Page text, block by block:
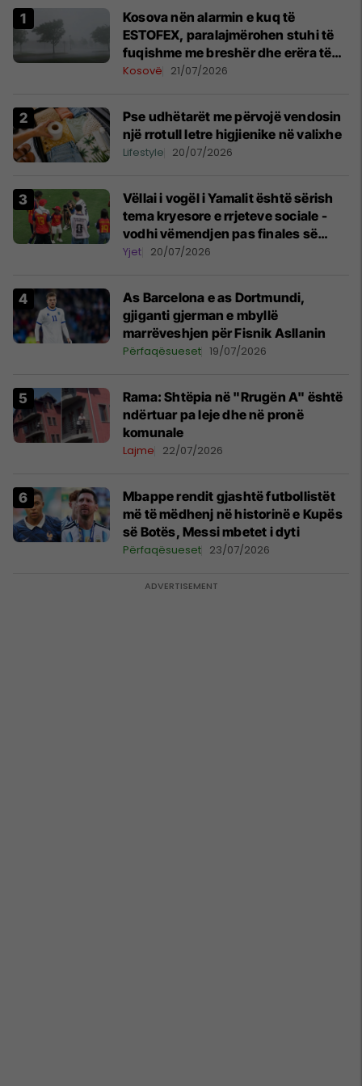
Kosova nën alarmin e kuq të
ESTOFEX, paralajmërohen stuhi të
fuqishme me breshër dhe erëra të
forta
Kosovë 21/07/2026
Pse udhëtarët me përvojë vendosin
një rrotull letre higjienike në valixhe
Lifestyle 20/07/2026
Vëllai i vogël i Yamalit është sërish
tema kryesore e rrjeteve sociale -
vodhi vëmendjen pas finales së
Kupës së Botës
Yjet 20/07/2026
As Barcelona e as Dortmundi,
gjiganti gjerman e mbyllë
marrëveshjen për Fisnik Asllanin
Përfaqësueset 19/07/2026
Rama: Shtëpia në "Rrugën A" është
ndërtuar pa leje dhe në pronë
komunale
Lajme 22/07/2026
Mbappe rendit gjashtë futbollistët
më të mëdhenj në historinë e Kupës
së Botës, Messi mbetet i dyti
Përfaqësueset 23/07/2026